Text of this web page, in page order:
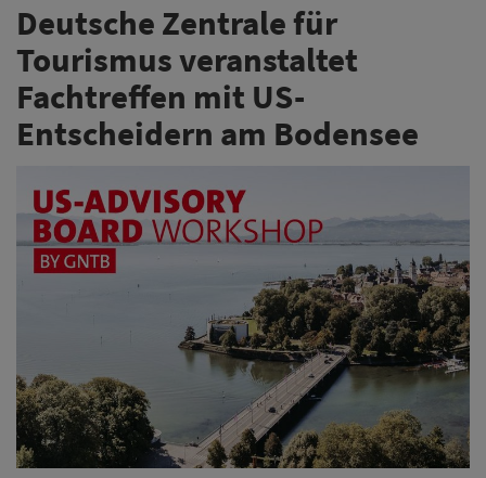
Deutsche Zentrale für
Tourismus veranstaltet
Fachtreffen mit US-
Entscheidern am Bodensee